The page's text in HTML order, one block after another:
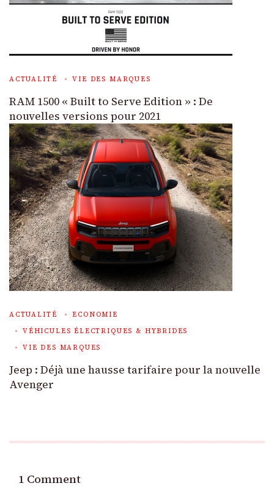
ACTUALITÉ VIE DES MARQUES
RAM 1500 « Built to Serve Edition » : De
nouvelles versions pour 2021
ACTUALITÉ
ECONOMIE
VÉHICULES ÉLECTRIQUES & HYBRIDES
VIE DES MARQUES
Jeep : Déjà une hausse tarifaire pour la nouvelle
Avenger
1 Comment